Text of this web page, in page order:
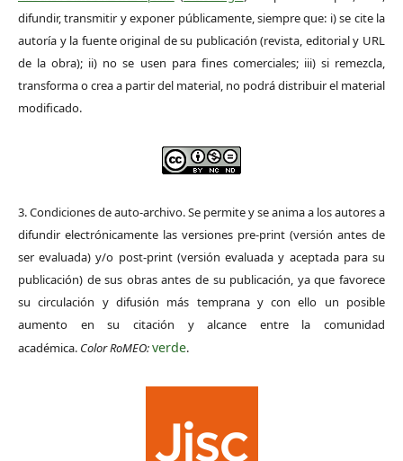
difundir, transmitir y exponer públicamente, siempre que: i) se cite la
autoría y la fuente original de su publicación (revista, editorial y URL
de la obra); ii) no se usen para fines comerciales; iii) si remezcla,
transforma o crea a partir del material, no podrá distribuir el material
modificado.
3. Condiciones de auto-archivo. Se permite y se anima a los autores a
difundir electrónicamente las versiones pre-print (versión antes de
ser evaluada) y/o post-print (versión evaluada y aceptada para su
publicación) de sus obras antes de su publicación, ya que favorece
su circulación y difusión más temprana y con ello un posible
aumento en su citación y alcance entre la comunidad
académica. Color RoMEO:verde.